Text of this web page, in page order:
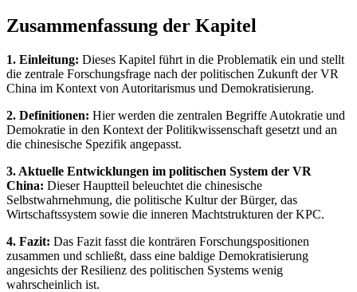
Zusammenfassung der Kapitel
1. Einleitung: Dieses Kapitel führt in die Problematik ein und stellt
die zentrale Forschungsfrage nach der politischen Zukunft der VR
China im Kontext von Autoritarismus und Demokratisierung.
2. Definitionen: Hier werden die zentralen Begriffe Autokratie und
Demokratie in den Kontext der Politikwissenschaft gesetzt und an
die chinesische Spezifik angepasst.
3. Aktuelle Entwicklungen im politischen System der VR
China: Dieser Hauptteil beleuchtet die chinesische
Selbstwahrnehmung, die politische Kultur der Bürger, das
Wirtschaftssystem sowie die inneren Machtstrukturen der KPC.
4. Fazit: Das Fazit fasst die konträren Forschungspositionen
zusammen und schließt, dass eine baldige Demokratisierung
angesichts der Resilienz des politischen Systems wenig
wahrscheinlich ist.